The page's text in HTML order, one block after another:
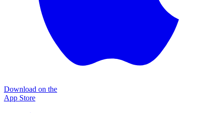
Download on the
App Store